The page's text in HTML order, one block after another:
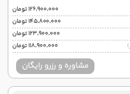
۱۲۶٬۹۰۰٬۰۰۰ تومان
۱۴۵٬۸۰۰٬۰۰۰ تومان
۱۲۳٬۹۰۰٬۰۰۰ تومان
۱۱۸٬۹۰۰٬۰۰۰ تومان
مشاوره و رزرو رایگان